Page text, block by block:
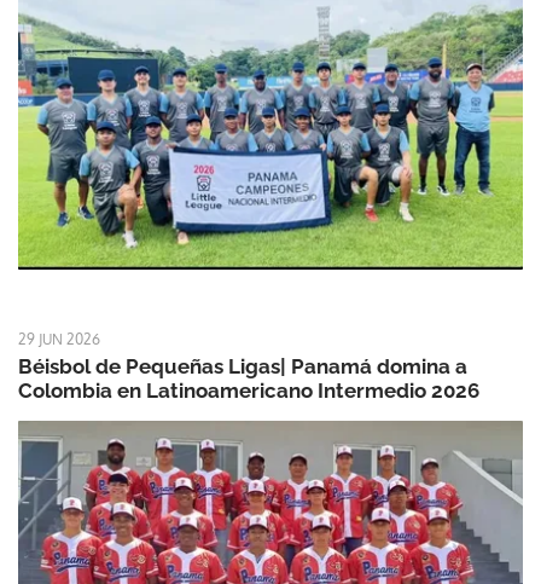
29 JUN 2026
Béisbol de Pequeñas Ligas| Panamá domina a
Colombia en Latinoamericano Intermedio 2026